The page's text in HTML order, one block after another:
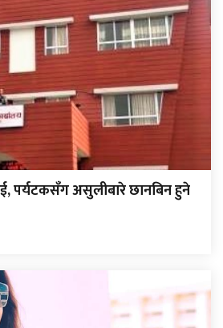
पर्यटकसँग असुलीबारे छानबिन हुने